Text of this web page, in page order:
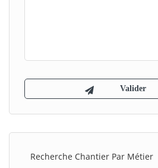
Recherche Chantier Par Métier